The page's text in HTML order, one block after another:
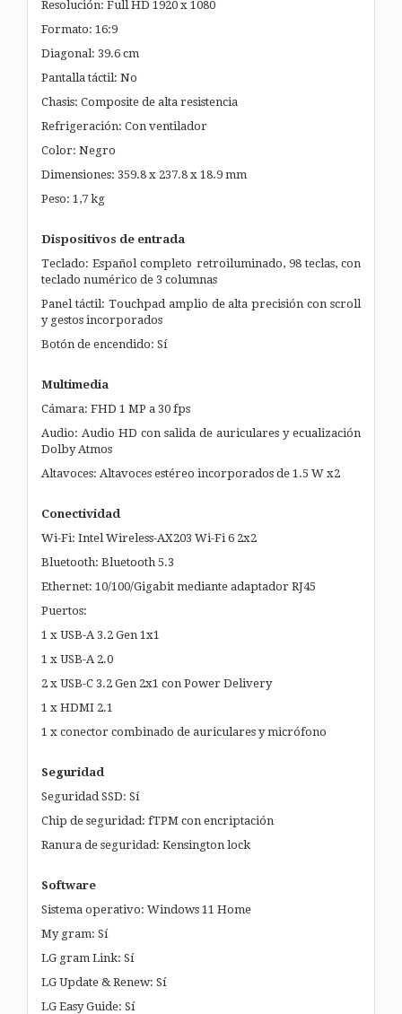
Resolución: Full HD 1920 x 1080
Formato: 16:9
Diagonal: 39.6 cm
Pantalla táctil: No
Chasis: Composite de alta resistencia
Refrigeración: Con ventilador
Color: Negro
Dimensiones: 359.8 x 237.8 x 18.9 mm
Peso: 1,7 kg
Dispositivos de entrada
Teclado: Español completo retroiluminado, 98 teclas, con
teclado numérico de 3 columnas
Panel táctil: Touchpad amplio de alta precisión con scroll
y gestos incorporados
Botón de encendido: Sí
Multimedia
Cámara: FHD 1 MP a 30 fps
Audio: Audio HD con salida de auriculares y ecualización
Dolby Atmos
Altavoces: Altavoces estéreo incorporados de 1.5 W x2
Conectividad
Wi-Fi: Intel Wireless-AX203 Wi-Fi 6 2x2
Bluetooth: Bluetooth 5.3
Ethernet: 10/100/Gigabit mediante adaptador RJ45
Puertos:
1 x USB-A 3.2 Gen 1x1
1 x USB-A 2.0
2 x USB-C 3.2 Gen 2x1 con Power Delivery
1 x HDMI 2.1
1 x conector combinado de auriculares y micrófono
Seguridad
Seguridad SSD: Sí
Chip de seguridad: fTPM con encriptación
Ranura de seguridad: Kensington lock
Software
Sistema operativo: Windows 11 Home
My gram: Sí
LG gram Link: Sí
LG Update & Renew: Sí
LG Easy Guide: Sí